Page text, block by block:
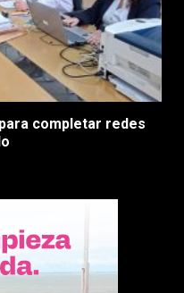
completar redes